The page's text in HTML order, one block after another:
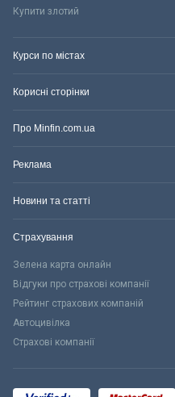
Купити злотий
Курси по містах
Корисні сторінки
Про Minfin.com.ua
Реклама
Новини та статті
Страхування
Зелена карта онлайн
Відгуки про страхові компанії
Рейтинг страхових компаній
Автоцивілка
Страхові компанії